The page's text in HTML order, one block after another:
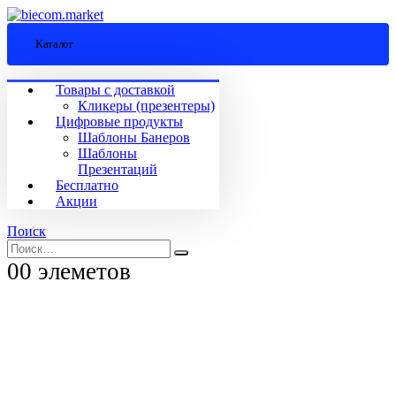
Каталог
Товары с доставкой
Кликеры (презентеры)
Цифровые продукты
Шаблоны Банеров
Шаблоны
Презентаций
Бесплатно
Акции
Поиск
00 элеметов